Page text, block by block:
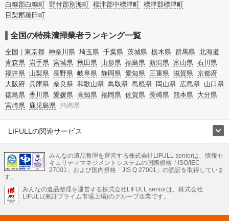
白糠郡白糠町 野付郡別海町 標津郡中標津町 標津郡標津町
目梨郡羅臼町
全国の特殊清掃業者ランキング一覧
全国 東京都 神奈川県 埼玉県 千葉県 茨城県 栃木県 群馬県 北海道
青森県 岩手県 宮城県 秋田県 山形県 福島県 新潟県 富山県 石川県
福井県 山梨県 長野県 岐阜県 静岡県 愛知県 三重県 滋賀県 京都府
大阪府 兵庫県 奈良県 和歌山県 鳥取県 島根県 岡山県 広島県 山口県
徳島県 香川県 愛媛県 高知県 福岡県 佐賀県 長崎県 熊本県 大分県
宮崎県 鹿児島県 沖縄県
LIFULLの関連サービス
不動産・住宅
引越し 老人ホーム 地方創生 ママの就労支援
不動産クラウドファンディング 遺品整理 老後の暮らし情報
LIFULL HOME'Sのサービス
不動産・住宅
不動産査定 マンション専門売却査定 不動産投資 アドバイザー
みんなの遺品整理を運営する株式会社LIFULL seniorは、情報セ
キュリティマネジメントシステムの国際規格「ISO/IEC
27001」および国内規格「JIS Q 27001」の認証を取得していま
す。
みんなの遺品整理を運営する株式会社LIFULL seniorは、株式会社
LIFULL(東証プライム市場上場)のグループ企業です。